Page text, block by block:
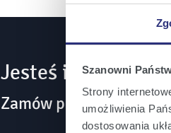
Szanowni
Strony
umożliwienia
dostosowania
Jesteś
Zamów